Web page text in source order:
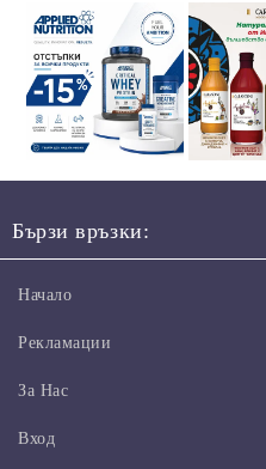
Бързи връзки:
Начало
Рекламации
За Нас
Вход